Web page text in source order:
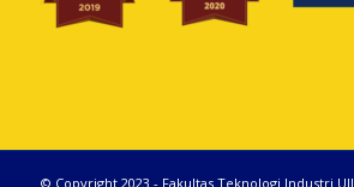
© Copyright 2023 - Fakultas Teknologi Industri UII